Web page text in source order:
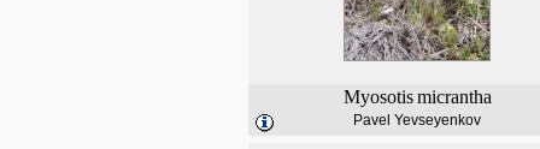
Myosotis micrantha
Pavel Yevseyenkov